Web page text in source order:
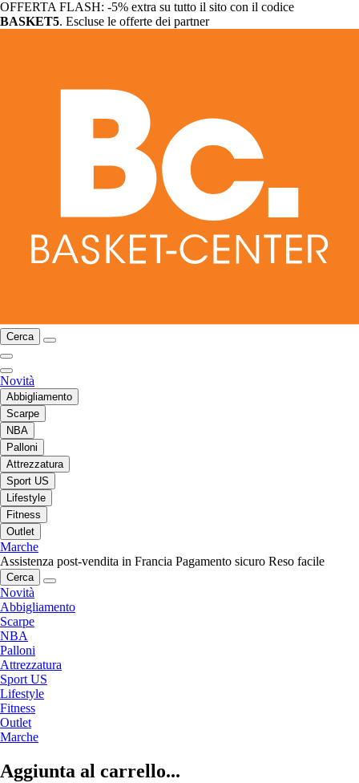
OFFERTA FLASH: -5% extra su tutto il sito con il codice
BASKET5. Escluse le offerte dei partner
Cerca
Novità
Abbigliamento
Scarpe
NBA
Palloni
Attrezzatura
Sport US
Lifestyle
Fitness
Outlet
Marche
Assistenza post-vendita in Francia Pagamento sicuro Reso facile
Cerca
Novità
Abbigliamento
Scarpe
NBA
Palloni
Attrezzatura
Sport US
Lifestyle
Fitness
Outlet
Marche
Aggiunta al carrello...